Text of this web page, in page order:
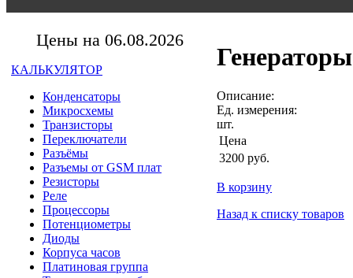
Цены на 06.08.2026
КАЛЬКУЛЯТОР
Конденсаторы
Микросхемы
Транзисторы
Переключатели
Разъёмы
Разъемы от GSM плат
Резисторы
Реле
Процессоры
Потенциометры
Диоды
Корпуса часов
Платиновая группа
Описание:
Ед. измерения:
шт.
Цена
3200 руб.
В корзину
Назад к списку товаров